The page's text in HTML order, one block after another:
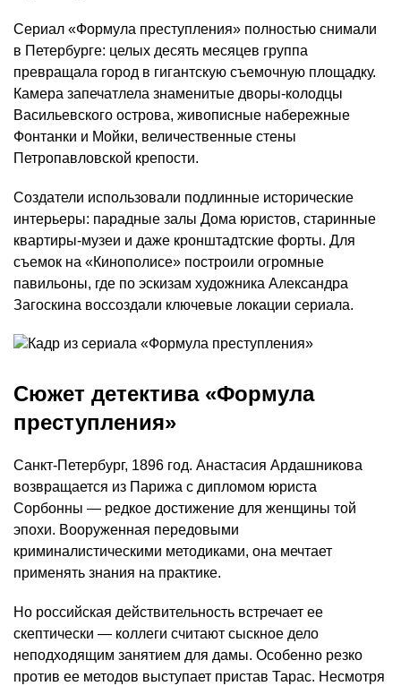
Сериал «Формула преступления» полностью снимали
в Петербурге: целых десять месяцев группа
превращала город в гигантскую съемочную площадку.
Камера запечатлела знаменитые дворы-колодцы
Васильевского острова, живописные набережные
Фонтанки и Мойки, величественные стены
Петропавловской крепости.
Создатели использовали подлинные исторические
интерьеры: парадные залы Дома юристов, старинные
квартиры-музеи и даже кронштадтские форты. Для
съемок на «Кинополисе» построили огромные
павильоны, где по эскизам художника Александра
Загоскина воссоздали ключевые локации сериала.
Сюжет детектива «Формула
преступления»
Санкт-Петербург, 1896 год. Анастасия Ардашникова
возвращается из Парижа с дипломом юриста
Сорбонны — редкое достижение для женщины той
эпохи. Вооруженная передовыми
криминалистическими методиками, она мечтает
применять знания на практике.
Но российская действительность встречает ее
скептически — коллеги считают сыскное дело
неподходящим занятием для дамы. Особенно резко
против ее методов выступает пристав Тарас. Несмотря